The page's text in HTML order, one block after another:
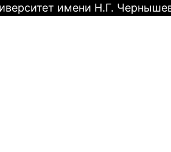
имени Н.Г.